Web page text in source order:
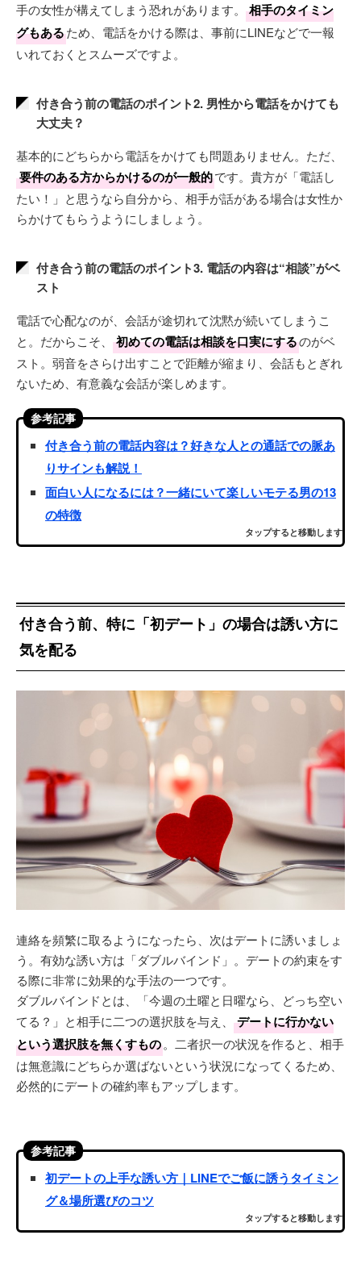
手の女性が構えてしまう恐れがあります。
相手のタイミン
グもあるため、電話をかける際は、事前にLINEなどで一報
いれておくとスムーズですよ。
付き合う前の電話のポイント2. 男性から電話をかけても
大丈夫？
基本的にどちらから電話をかけても問題ありません。ただ、
要件のある方からかけるのが一般的です。貴方が「電話し
たい！」と思うなら自分から、相手が話がある場合は女性か
らかけてもらうようにしましょう。
付き合う前の電話のポイント3. 電話の内容は“相談”がベ
スト
電話で心配なのが、会話が途切れて沈黙が続いてしまうこ
と。だからこそ、
初めての電話は相談を口実にするのがベ
スト。弱音をさらけ出すことで距離が縮まり、会話もとぎれ
ないため、有意義な会話が楽しめます。
参考記事
付き合う前の電話内容は？好きな人との通話での脈あ
りサインも解説！
面白い人になるには？一緒にいて楽しいモテる男の13
の特徴
タップすると移動します
付き合う前、特に「初デート」の場合は誘い方に
気を配る
連絡を頻繁に取るようになったら、次はデートに誘いましょ
う。有効な誘い方は「ダブルバインド」。デートの約束をす
る際に非常に効果的な手法の一つです。
ダブルバインドとは、「今週の土曜と日曜なら、どっち空い
てる？」と相手に二つの選択肢を与え、
デートに行かない
という選択肢を無くすもの。二者択一の状況を作ると、相手
は無意識にどちらか選ばないという状況になってくるため、
必然的にデートの確約率もアップします。
参考記事
初デートの上手な誘い方｜LINEでご飯に誘うタイミン
グ＆場所選びのコツ
タップすると移動します